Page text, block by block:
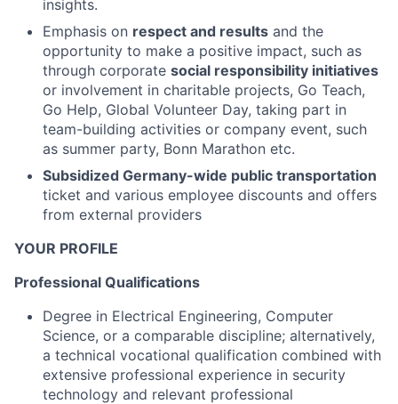
insights.
Emphasis on respect and results and the
opportunity to make a positive impact, such as
through corporate social responsibility initiatives
or involvement in charitable projects, Go Teach,
Go Help, Global Volunteer Day, taking part in
team-building activities or company event, such
as summer party, Bonn Marathon etc.
Subsidized Germany-wide public transportation
ticket and various employee discounts and offers
from external providers
YOUR PROFILE
Professional Qualifications
Degree in Electrical Engineering, Computer
Science, or a comparable discipline; alternatively,
a technical vocational qualification combined with
extensive professional experience in security
technology and relevant professional